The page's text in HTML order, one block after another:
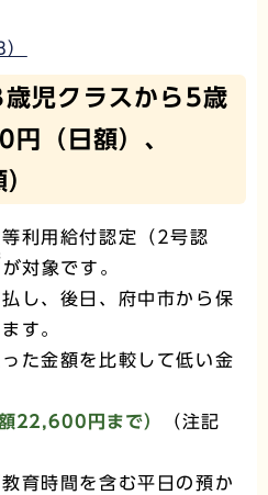
児クラスから5歳
（日額）、
利用給付認定（2号認
が対象です。
し、後日、府中市から保
す。
た金額を比較して低い金
22,600円まで）
（注記
育時間を含む平日の預か